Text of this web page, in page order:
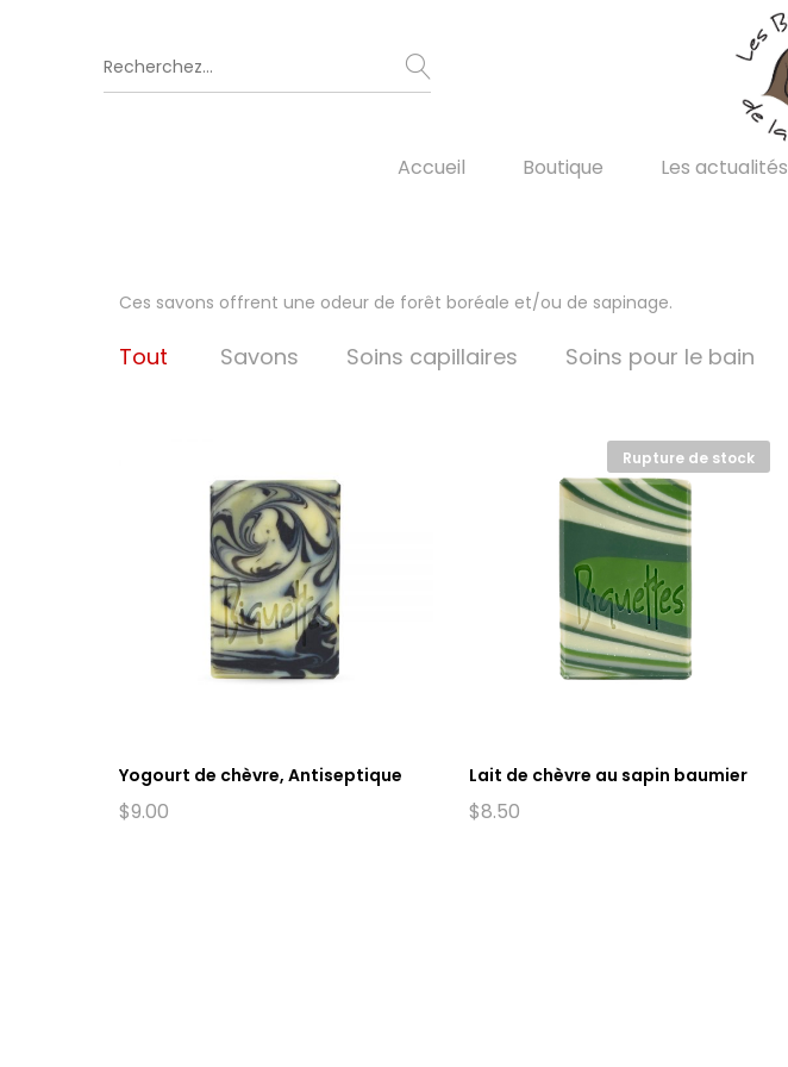
Accueil Boutique Les actualités
Ces savons offrent une odeur de forêt boréale et/ou de sapinage.
Tout Savons Soins capillaires Soins pour le bain
Yogourt de chèvre, Antiseptique
$9.00
Rupture de stock
Lait de chèvre au sapin baumier
$8.50